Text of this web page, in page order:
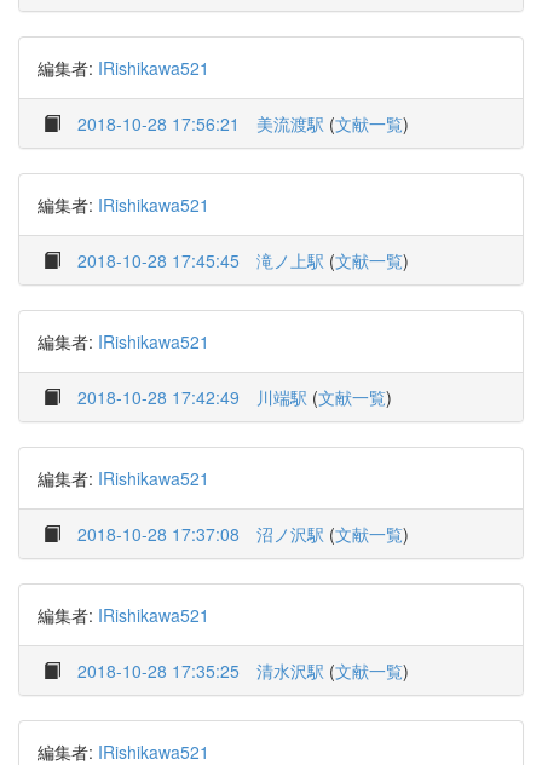
編集者: IRishikawa521
2018-10-28 17:56:21 美流渡駅 (文献一覧)
編集者: IRishikawa521
2018-10-28 17:45:45 滝ノ上駅 (文献一覧)
編集者: IRishikawa521
2018-10-28 17:42:49 川端駅 (文献一覧)
編集者: IRishikawa521
2018-10-28 17:37:08 沼ノ沢駅 (文献一覧)
編集者: IRishikawa521
2018-10-28 17:35:25 清水沢駅 (文献一覧)
編集者: IRishikawa521